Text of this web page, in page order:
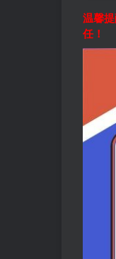
温馨
任！